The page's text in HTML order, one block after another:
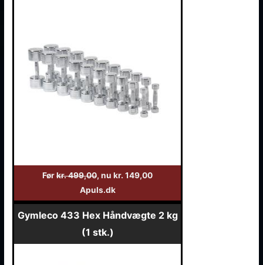
Førkr. 499,00, nu kr. 149,00
Apuls.dk
Gymleco 433 Hex Håndvægte 2 kg
(1 stk.)